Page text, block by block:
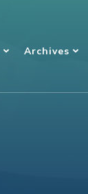
Archives